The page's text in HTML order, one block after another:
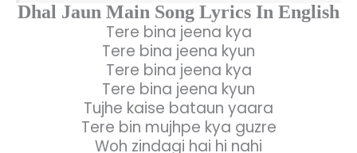
Dhal Jaun Main Song Lyrics In English
Tere bina jeena kya
Tere bina jeena kyun
Tere bina jeena kya
Tere bina jeena kyun
Tujhe kaise bataun yaara
Tere bin mujhpe kya guzre
Woh zindagi hai hi nahi